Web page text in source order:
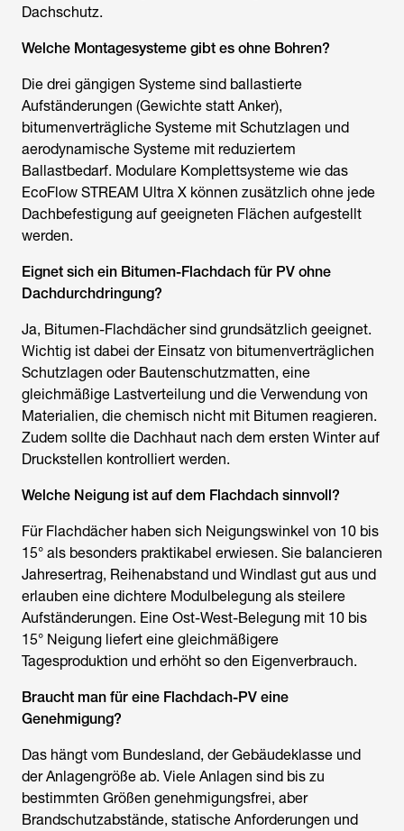
Dachschutz.
Welche Montagesysteme gibt es ohne Bohren?
Die drei gängigen Systeme sind ballastierte
Aufständerungen (Gewichte statt Anker),
bitumenverträgliche Systeme mit Schutzlagen und
aerodynamische Systeme mit reduziertem
Ballastbedarf. Modulare Komplettsysteme wie das
EcoFlow STREAM Ultra X können zusätzlich ohne jede
Dachbefestigung auf geeigneten Flächen aufgestellt
werden.
Eignet sich ein Bitumen-Flachdach für PV ohne
Dachdurchdringung?
Ja, Bitumen-Flachdächer sind grundsätzlich geeignet.
Wichtig ist dabei der Einsatz von bitumenverträglichen
Schutzlagen oder Bautenschutzmatten, eine
gleichmäßige Lastverteilung und die Verwendung von
Materialien, die chemisch nicht mit Bitumen reagieren.
Zudem sollte die Dachhaut nach dem ersten Winter auf
Druckstellen kontrolliert werden.
Welche Neigung ist auf dem Flachdach sinnvoll?
Für Flachdächer haben sich Neigungswinkel von 10 bis
15° als besonders praktikabel erwiesen. Sie balancieren
Jahresertrag, Reihenabstand und Windlast gut aus und
erlauben eine dichtere Modulbelegung als steilere
Aufständerungen. Eine Ost-West-Belegung mit 10 bis
15° Neigung liefert eine gleichmäßigere
Tagesproduktion und erhöht so den Eigenverbrauch.
Braucht man für eine Flachdach-PV eine
Genehmigung?
Das hängt vom Bundesland, der Gebäudeklasse und
der Anlagengröße ab. Viele Anlagen sind bis zu
bestimmten Größen genehmigungsfrei, aber
Brandschutzabstände, statische Anforderungen und